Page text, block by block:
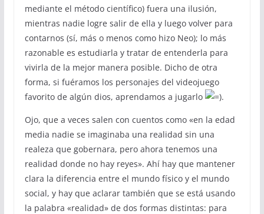
mediante el método científico) fuera una ilusión,
mientras nadie logre salir de ella y luego volver para
contarnos (sí, más o menos como hizo Neo); lo más
razonable es estudiarla y tratar de entenderla para
vivirla de la mejor manera posible. Dicho de otra
forma, si fuéramos los personajes del videojuego
favorito de algún dios, aprendamos a jugarlo
.
Ojo, que a veces salen con cuentos como «en la edad
media nadie se imaginaba una realidad sin una
realeza que gobernara, pero ahora tenemos una
realidad donde no hay reyes». Ahí hay que mantener
clara la diferencia entre el mundo físico y el mundo
social, y hay que aclarar también que se está usando
la palabra «realidad» de dos formas distintas: para